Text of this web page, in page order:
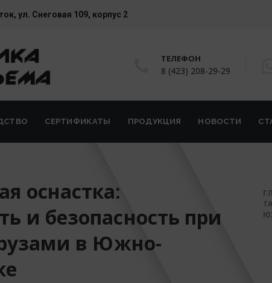
ул. Cнеговая 109, корпус 2
ТЕЛЕФОН
8 (423) 208-29-29
СЕРТИФИКАТЫ ПРОДУКЦИЯ НОВОСТИ
оснастка:
и безопасность при
в Южно-